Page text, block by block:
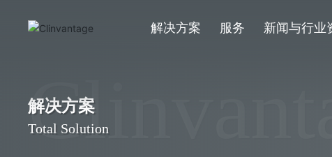
解决方案 服务 新闻与行业
解决方案
Total Solution